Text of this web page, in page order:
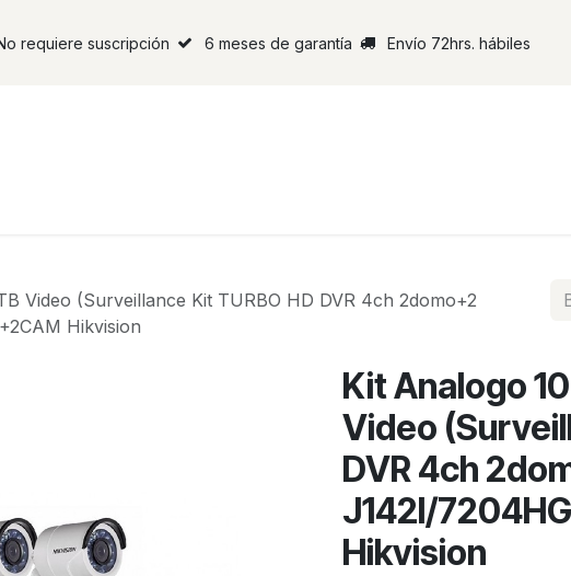
requiere suscripción 6 meses de garantía Envío 72hrs. hábiles
Video (Surveillance Kit TURBO HD DVR 4ch 2domo+2
Hikvision
Kit Analogo
Video
DVR 4ch
J142I/
Hikvision